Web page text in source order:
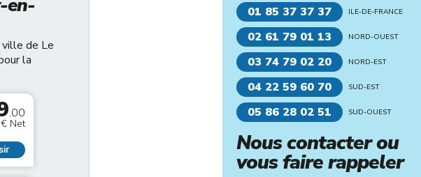
en-
de Le
la
.00
€ Net
01 85 37 37 37 ILE-DE-FRANCE
02 61 79 01 13 NORD-OUEST
03 74 79 02 20 NORD-EST
04 22 59 60 70 SUD-EST
05 86 28 02 51 SUD-OUEST
Nous contacter ou
vous faire rappeler